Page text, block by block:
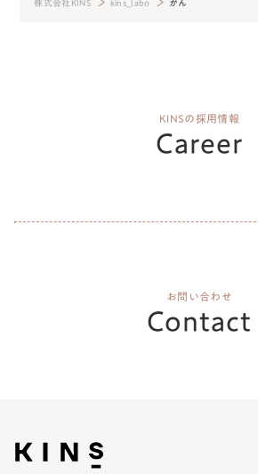
KINSの採用情報
Career
お問い合わせ
Contact